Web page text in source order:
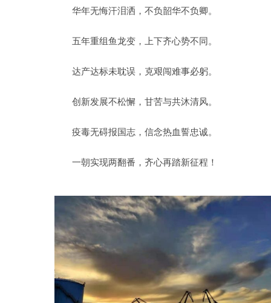
华年无悔汗泪洒，不负韶华不负卿。
五年重组鱼龙变，上下齐心势不同。
达产达标未耽误，克艰闯难事必躬。
创新发展不松懈，甘苦与共沐清风。
疫毒无碍报国志，信念热血誓忠诚。
一朝实现两翻番，齐心再踏新征程！